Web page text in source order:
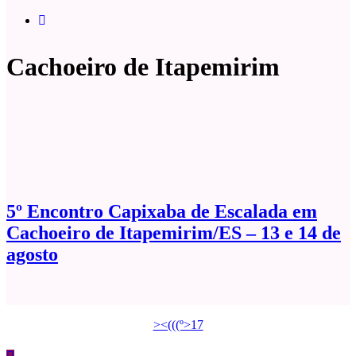
Cachoeiro de Itapemirim
5º Encontro Capixaba de Escalada em
Cachoeiro de Itapemirim/ES – 13 e 14 de
agosto
><(((º>17